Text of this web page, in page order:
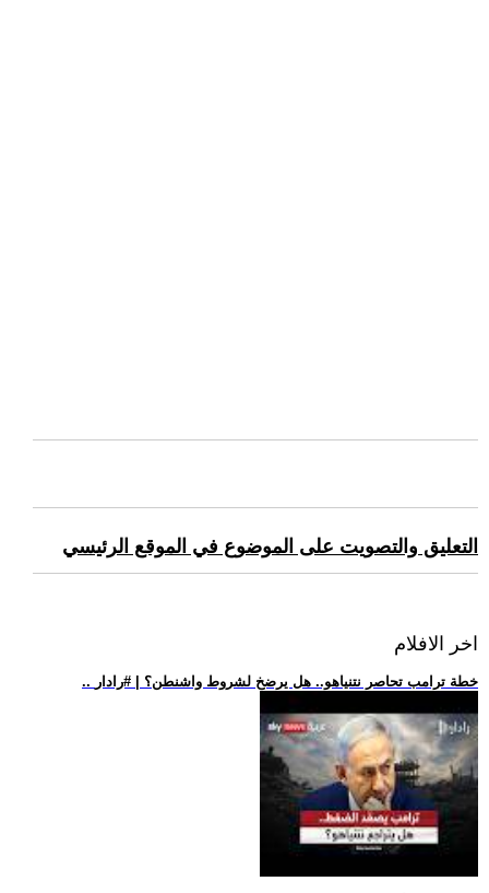
التعليق والتصويت على الموضوع في الموقع الرئيسي
اخر الافلام
.. خطة ترامب تحاصر نتنياهو.. هل يرضخ لشروط واشنطن؟ | #رادار